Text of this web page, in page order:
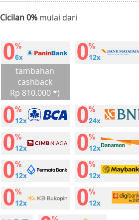
Cicilan 0% mulai dari
tambahan
cashback
Rp 810.000 *)